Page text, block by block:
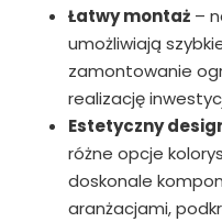
Łatwy montaż–
umożliwiają
zamontowanie
realizację
Estetyczny
różne opcje
doskonale
aranżacjami,